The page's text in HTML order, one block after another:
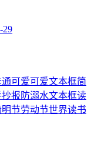
29
可爱可爱文本框简
报 防溺水文本框读
明节劳动节世界读书